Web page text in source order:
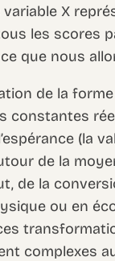
variable X
les scores
que nous
de la
constantes
(la
de la
de la
ou en
complexes